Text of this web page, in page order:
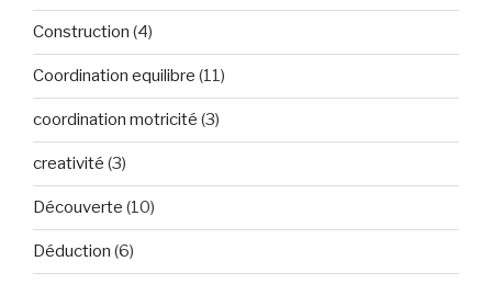
Construction (4)
Coordination equilibre (11)
coordination motricité (3)
creativité (3)
Découverte (10)
Déduction (6)